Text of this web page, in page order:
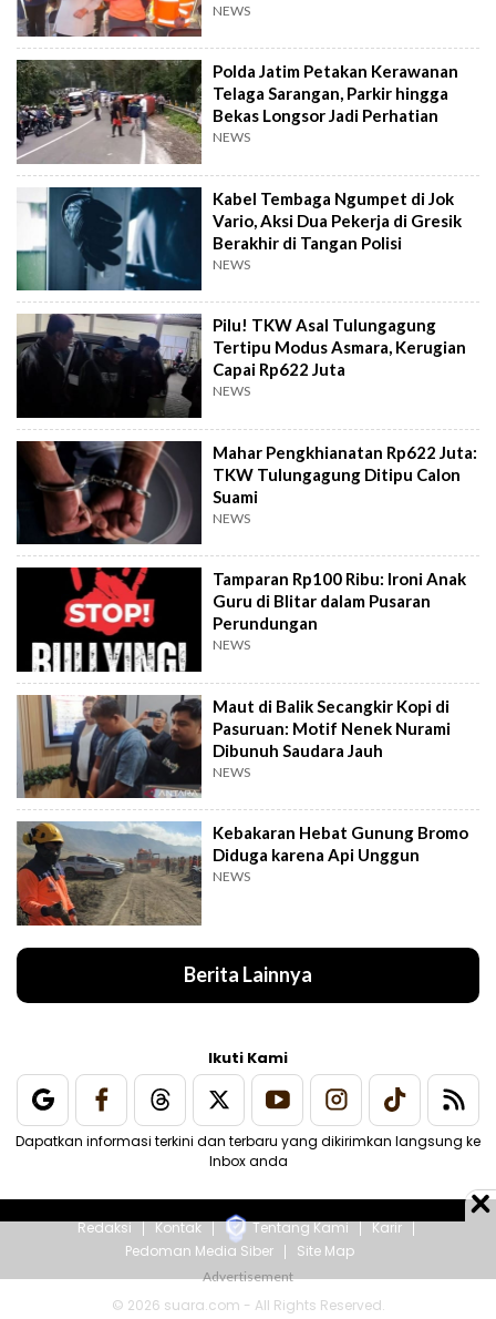
NEWS
Polda Jatim Petakan Kerawanan
Telaga Sarangan, Parkir hingga
Bekas Longsor Jadi Perhatian
NEWS
Kabel Tembaga Ngumpet di Jok
Vario, Aksi Dua Pekerja di Gresik
Berakhir di Tangan Polisi
NEWS
Pilu! TKW Asal Tulungagung
Tertipu Modus Asmara, Kerugian
Capai Rp622 Juta
NEWS
Mahar Pengkhianatan Rp622 Juta:
TKW Tulungagung Ditipu Calon
Suami
NEWS
Tamparan Rp100 Ribu: Ironi Anak
Guru di Blitar dalam Pusaran
Perundungan
NEWS
Maut di Balik Secangkir Kopi di
Pasuruan: Motif Nenek Nurami
Dibunuh Saudara Jauh
NEWS
Kebakaran Hebat Gunung Bromo
Diduga karena Api Unggun
NEWS
Berita Lainnya
Ikuti Kami
Dapatkan informasi terkini dan terbaru yang dikirimkan langsung ke
Inbox anda
Redaksi Kontak Tentang Kami
Karir
Pedoman Media Siber
Site Map
© 2026 suara.com - All Rights Reserved.